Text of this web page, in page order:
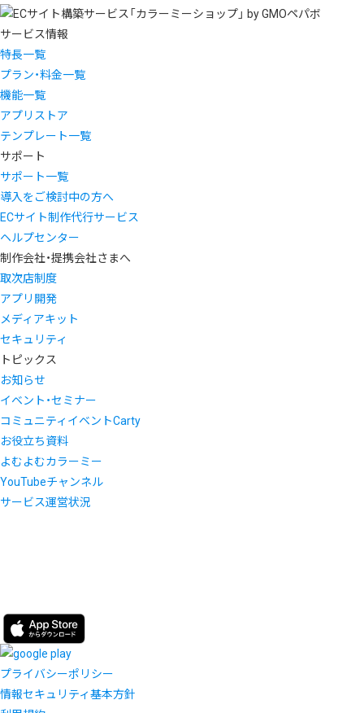
サービス情報
特長一覧
プラン・料金一覧
機能一覧
アプリストア
テンプレート一覧
サポート
サポート一覧
導入をご検討中の方へ
ECサイト制作代行サービス
ヘルプセンター
制作会社・提携会社さまへ
取次店制度
アプリ開発
メディアキット
セキュリティ
トピックス
お知らせ
イベント・セミナー
コミュニティイベントCarty
お役立ち資料
よむよむカラーミー
YouTubeチャンネル
サービス運営状況
プライバシーポリシー
情報セキュリティ基本方針